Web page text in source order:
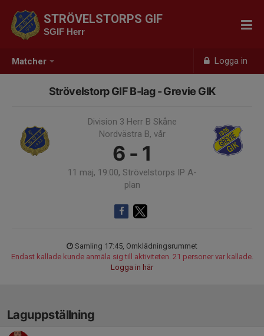
Matcher Logga in
STRÖVELSTORPS GIF
SGIF Herr
Strövelstorp GIF B-lag - Grevie GIK
Division 3 Herr B Skåne
Nordvästra B, vår
6 - 1
11 maj, 19:00, Strövelstorps IP A-
plan
Samling 17:45, Omklädningsrummet
Endast kallade kunde anmäla sig till aktiviteten. 21 personer var kallade.
Logga in här
Laguppställning